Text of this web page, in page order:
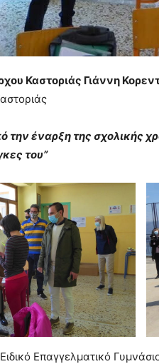
Καστοριάς Γιάννη
την έναρξη της σχολικής
του”
Επαγγελματικό